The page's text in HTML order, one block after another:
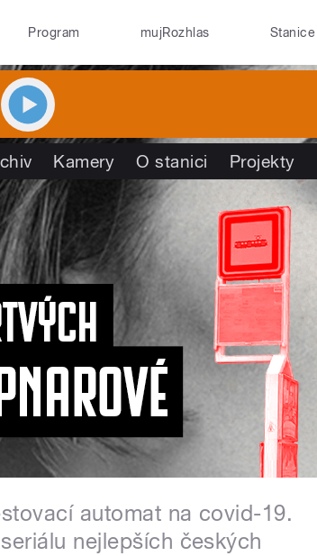
Program mujRozhlas Stanice
Kamery O stanici Projekty
automat na covid-19.
nejlepších českých